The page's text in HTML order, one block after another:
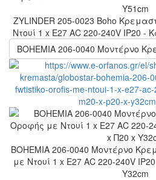
ZYLINDER 205-0023 Boho
Ντουί 1 x E27 AC 220-240V IP20 -
BOHEMIA 206-0040 Μοντέρνο
BOHEMIA 206-0040 Μοντέρνο
με Ντουί 1 x E27 AC 220-240V
Υ32cm